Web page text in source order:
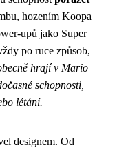
hozením Koopa
upů jako Super
po ruce způsob,
hrají v Mario
schopnosti,
létání.
designem. Od